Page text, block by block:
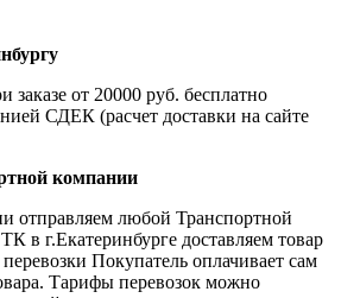
от 20000 руб. бесплатно
СДЕК (расчет доставки на сайте
компании
отправляем любой Транспортной
в г.Екатеринбурге доставляем товар
Покупатель оплачивает сам
Тарифы перевозок можно